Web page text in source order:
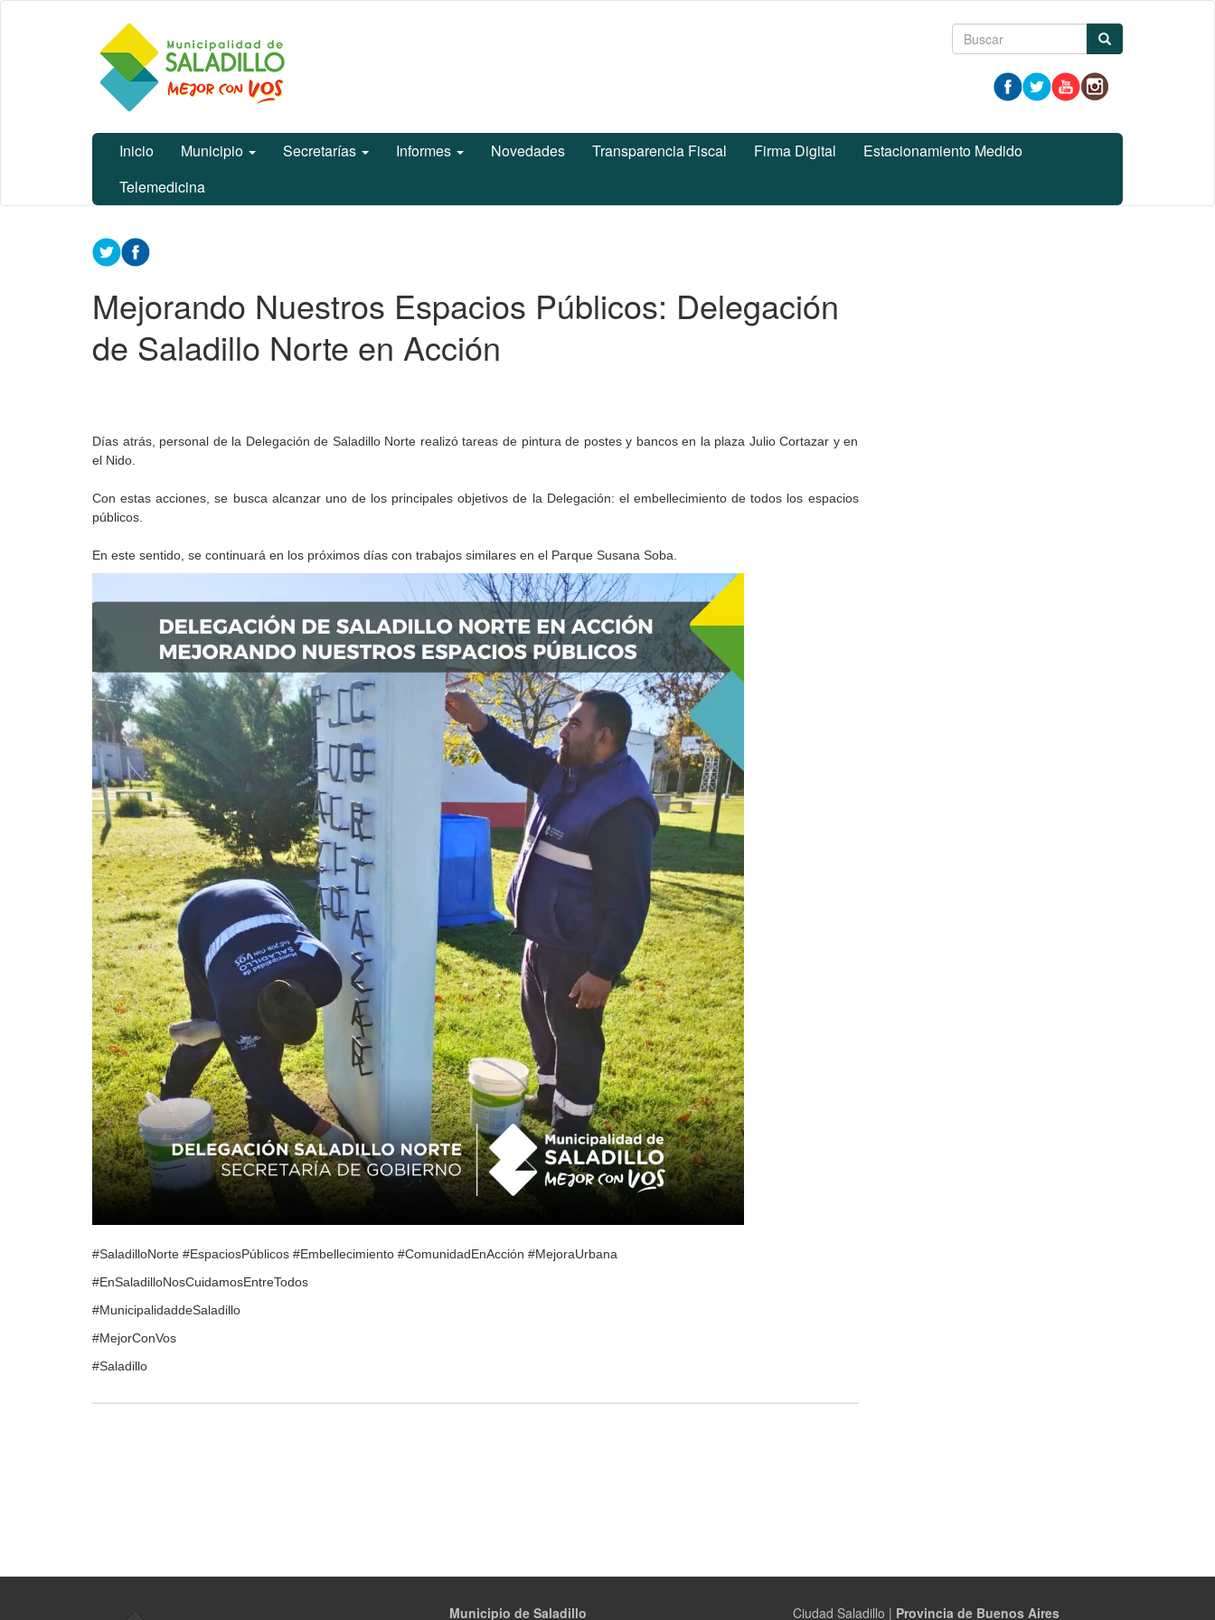
Municipalidad
de Saladillo
Formulario
búsqueda
Inicio Municipio Secretarías Informes Novedades Transparencia Fiscal Firma Digital
Estacionamiento Medido
Telemedicina
Contenido
principal
Mejorando Nuestros Espacios Públicos: Delegación
de Saladillo Norte en Acción
Días atrás, personal de la Delegación de Saladillo Norte realizó tareas de pintura de postes y bancos en la plaza Julio Cortazar y en
el Nido.
Con estas acciones, se busca alcanzar uno de los principales objetivos de la Delegación: el embellecimiento de todos los espacios
públicos.
En este sentido, se continuará en los próximos días con trabajos similares en el Parque Susana Soba.
#SaladilloNorte #EspaciosPúblicos #Embellecimiento #ComunidadEnAcción #MejoraUrbana
#EnSaladilloNosCuidamosEntreTodos
#MunicipalidaddeSaladillo
#MejorConVos
#Saladillo
Municipio de Saladillo Ciudad Saladillo | Provincia de Buenos Aires